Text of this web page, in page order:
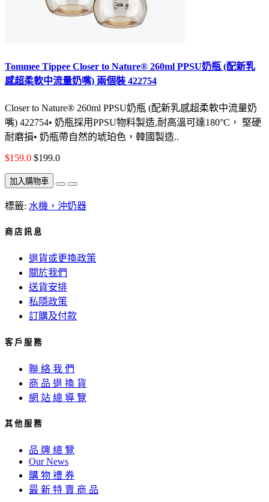
Tommee Tippee Closer to Nature® 260ml PPSU奶瓶 (配新乳
感超柔軟中流量奶嘴) 兩個裝 422754
Closer to Nature® 260ml PPSU奶瓶 (配新乳感超柔軟中流量奶
嘴) 422754• 奶瓶採用PPSU物料製造,耐高溫可達180°C， 堅硬
耐磨損• 奶瓶帶自然的琥珀色，韓國製造..
$159.0 $199.0
加入購物車
標籤: 水機，沖奶器
商 店 訊 息
退貨或更換政策
關於我們
送貨安排
私隱政策
訂購及付款
客 戶 服 務
聯 絡 我 們
商 品 退 換 貨
網 站 總 導 覽
其 他 服 務
品 牌 總 覽
Our News
購 物 禮 券
最 新 特 賣 商 品